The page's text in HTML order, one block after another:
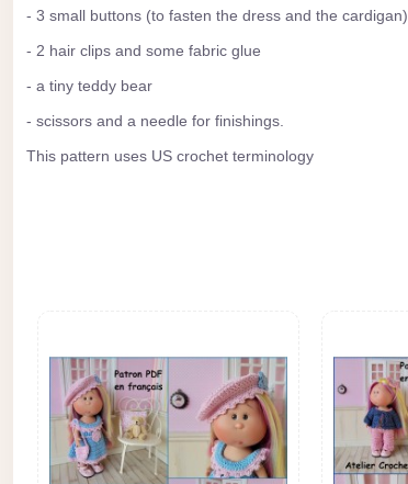
- 3 small buttons (to fasten the dress and the cardigan)
- 2 hair clips and some fabric glue
- a tiny teddy bear
- scissors and a needle for finishings.
This pattern uses US crochet terminology